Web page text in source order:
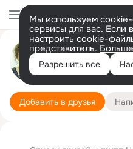
Мы используем
сервисы для вас. Если
настроить cookie-
представитель.
Разрешить все
Наталия
7
Добавить в друзья